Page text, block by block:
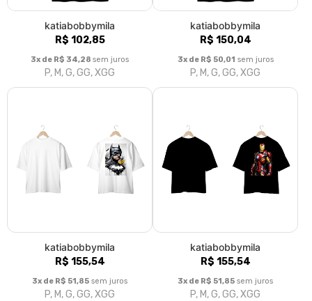
katiabobbymila
R$ 102,85
3x de R$ 34,28 sem juros
P, M, G, GG, XGG
katiabobbymila
R$ 150,04
3x de R$ 50,01 sem juros
P, M, G, GG, XGG
katiabobbymila
R$ 155,54
3x de R$ 51,85 sem juros
P, M, G, GG, XGG
katiabobbymila
R$ 155,54
3x de R$ 51,85 sem juros
P, M, G, GG, XGG